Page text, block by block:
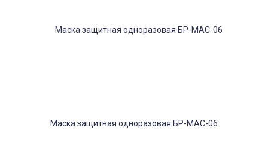
Маска защитная одноразовая БР-МАС-06